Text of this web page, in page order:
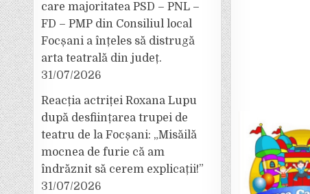
care majoritatea PSD – PNL –
FD – PMP din Consiliul local
Focșani a înțeles să distrugă
arta teatrală din județ.
31/07/2026
Reacția actriței Roxana Lupu
după desființarea trupei de
teatru de la Focșani: „Misăilă
mocnea de furie că am
îndrăznit să cerem explicații!”
31/07/2026